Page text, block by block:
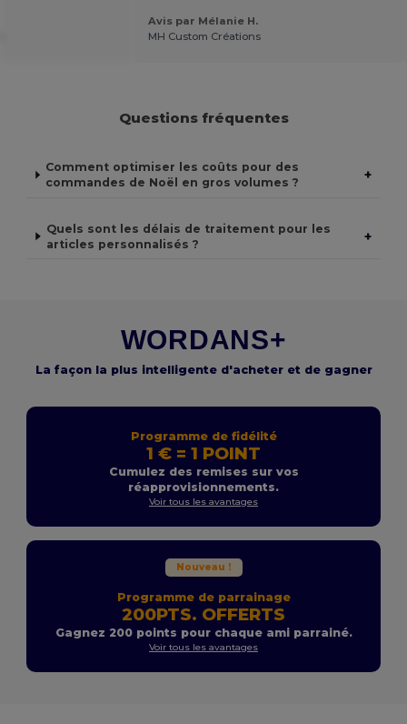
Avis par Mélanie H.
MH Custom Créations
Questions fréquentes
Comment optimiser les coûts pour des
commandes de Noël en gros volumes ?
+
Quels sont les délais de traitement pour les
articles personnalisés ?
+
WORDANS+
La façon la plus intelligente d'acheter et de gagner
Programme de fidélité
1 € = 1 POINT
Cumulez des remises sur vos
réapprovisionnements.
Voir tous les avantages
Nouveau !
Programme de parrainage
200PTS. OFFERTS
Gagnez 200 points pour chaque ami parrainé.
Voir tous les avantages